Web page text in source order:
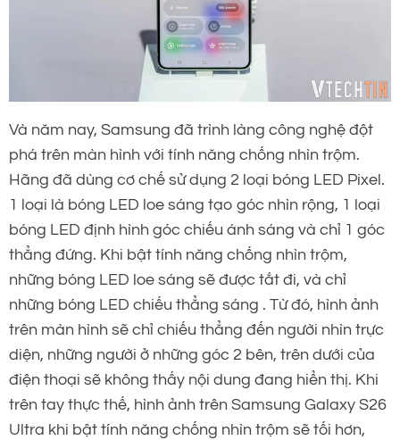
Và năm nay, Samsung đã trình làng công nghệ đột
phá trên màn hình với tính năng chống nhìn trộm.
Hãng đã dùng cơ chế sử dụng 2 loại bóng LED Pixel.
1 loại là bóng LED loe sáng tạo góc nhìn rộng, 1 loại
bóng LED định hình góc chiếu ánh sáng và chỉ 1 góc
thẳng đứng. Khi bật tính năng chống nhìn trộm,
những bóng LED loe sáng sẽ được tắt đi, và chỉ
những bóng LED chiếu thẳng sáng . Từ đó, hình ảnh
trên màn hình sẽ chỉ chiếu thẳng đến người nhìn trực
diện, những người ở những góc 2 bên, trên dưới của
điện thoại sẽ không thấy nội dung đang hiển thị. Khi
trên tay thực thế, hình ảnh trên Samsung Galaxy S26
Ultra khi bật tính năng chống nhìn trộm sẽ tối hơn,